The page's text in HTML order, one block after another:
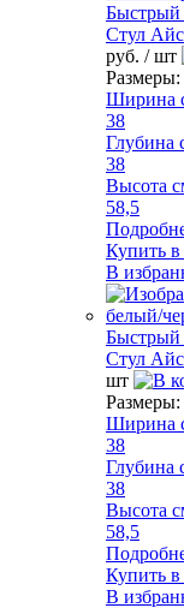
Быстрый
Стул
руб. / шт
Размеры:
Ширина
38
Глубина
38
Высота
58,5
Купить
В
Быстрый
Стул
шт
Размеры:
Ширина
38
Глубина
38
Высота
58,5
Купить
В